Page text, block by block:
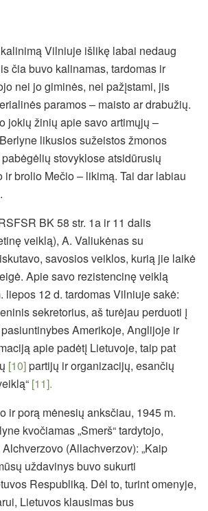
Vilniuje išlikę labai nedaug
čia buvo kalinamas, tardomas ir
nei jo giminės, nei pažįstami, jis
paramos – maisto ar drabužių.
jokių žinių apie savo artimųjų –
likusios sužeistos žmonos
stovyklose atsidūrusių
brolio Mečio – likimą. Tai dar labiau
BK 58 str. 1a ir 11 dalis
veiklą), A. Valiukėnas su
savosios veiklos, kurią jie laikė
Apie savo rezistencinę veiklą
liepos 12 d. tardomas Vilniuje sakė:
sekretorius, aš turėjau perduoti į
Amerikoje, Anglijoje ir
apie padėtį Lietuvoje, taip pat
[10]partijų ir organizacijų, esančių
[11].
ir porą mėnesių anksčiau, 1945 m.
kvočiamas „Smerš“ tardytojo,
(Allachverzov): „Kaip
uždavinys buvo sukurti
Respubliką. Dėl to, turint omenyje,
Lietuvos klausimas bus